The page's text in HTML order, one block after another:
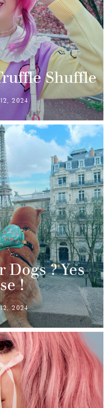
Shuffle
2024
? Yes
!
2024